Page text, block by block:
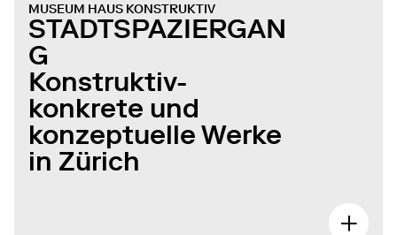
MUSEUM HAUS KONSTRUKTIV
STADTSPAZIERGAN
G
Konstruktiv-
konkrete und
konzeptuelle Werke
in Zürich